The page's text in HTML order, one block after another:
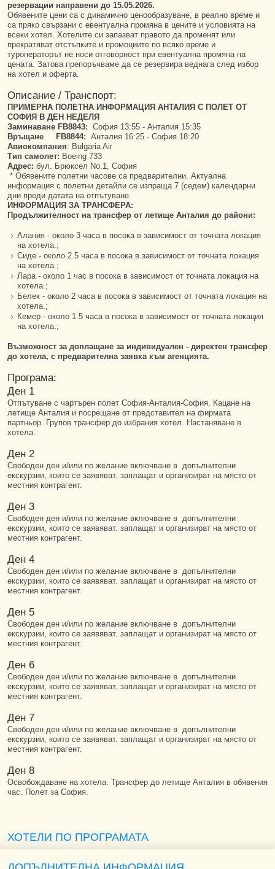
резервации направени до 15.05.2026.
Обявените цени са с динамично ценообразуване, в реално време и
са пряко свързани с евентуална промяна в цените и условията на
всеки хотел. Хотелите си запазват правото да променят или
прекратяват отстъпките и промоциите по всяко време и
туроператорът не носи отговорност при евентуална промяна на
цената. Затова препоръчваме да се резервира веднага след избор
на хотел и оферта.
Описание / Транспорт:
ПРИМЕРНА ПОЛЕТНА ИНФОРМАЦИЯ АНТАЛИЯ С ПОЛЕТ ОТ
СОФИЯ В ДЕН НЕДЕЛЯ
Заминаване FB8843: София 13:55 - Анталия 15:35
Връщане FB8844: Анталия 16:25 - София 18:20
Авиокомпания: Bulgaria Air
Тип самолет: Boeing 733
Адрес: бул. Брюксел No.1, София
* Обявените полетни часове са предварителни. Актуална
информация с полетни детайли се изпраща 7 (седем) календарни
дни преди датата на отпътуване.
ИНФОРМАЦИЯ ЗА ТРАНСФЕРА:
Продължителност на трансфер от летище Анталия до райони:
Алания - около 3 часа в посока в зависимост от точната локация
на хотела.;
Сиде - около 2.5 часа в посока в зависимост от точната локация
на хотела.;
Лара - около 1 час в посока в зависимост от точната локация на
хотела.;
Белек - около 2 часа в посока в зависимост от точната локация на
хотела.;
Кемер - около 1.5 часа в посока в зависимост от точната локация
на хотела.;
Възможност за доплащане за индивидуален - директен трансфер
до хотела, с предварителна заявка към агенцията.
Програма:
Ден 1
Отпътуване с чартърен полет София-Анталия-София. Кацане на
летище Анталия и посрещане от представител на фирмата
партньор. Групов трансфер до избрания хотел. Настаняване в
хотела.
Ден 2
Свободен ден и/или по желание включване в допълнителни
екскурзии, които се заявяват. заплащат и организират на място от
местния контрагент.
Ден 3
Свободен ден и/или по желание включване в допълнителни
екскурзии, които се заявяват. заплащат и организират на място от
местния контрагент.
Ден 4
Свободен ден и/или по желание включване в допълнителни
екскурзии, които се заявяват. заплащат и организират на място от
местния контрагент.
Ден 5
Свободен ден и/или по желание включване в допълнителни
екскурзии, които се заявяват. заплащат и организират на място от
местния контрагент.
Ден 6
Свободен ден и/или по желание включване в допълнителни
екскурзии, които се заявяват. заплащат и организират на място от
местния контрагент.
Ден 7
Свободен ден и/или по желание включване в допълнителни
екскурзии, които се заявяват. заплащат и организират на място от
местния контрагент.
Ден 8
Освобождаване на хотела. Трансфер до летище Анталия в обявения
час. Полет за София.
ХОТЕЛИ ПО ПРОГРАМАТА